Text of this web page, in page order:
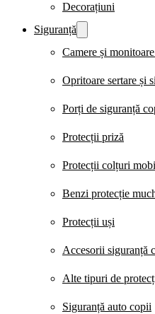
Decorațiuni
Siguranță
Camere și
Opritoare sertare și
Porți de siguranță
Protecții priză
Protecții colțuri
Benzi protecție
Protecții uși
Accesorii siguranță
Alte tipuri de
Siguranță auto copii